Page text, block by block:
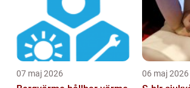
07 maj 2026 06 maj 2026